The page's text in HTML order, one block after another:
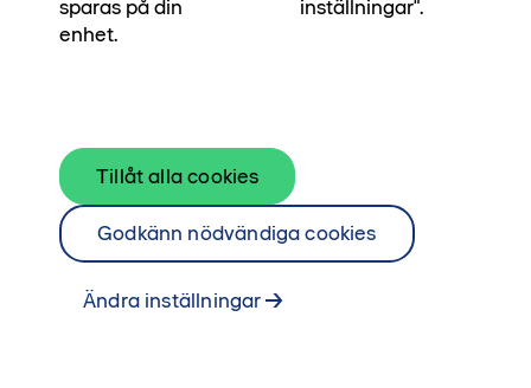
Startsida ••• Om kvarteret Horisonten
sparas på din
enhet.
inställningar".
Ändra inställningar
Godkänn nödvändiga cookies
Tillåt alla cookies